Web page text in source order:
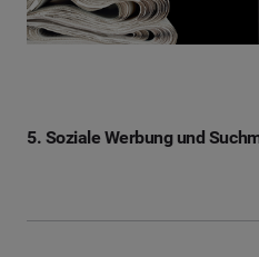
5. Soziale Werbung und